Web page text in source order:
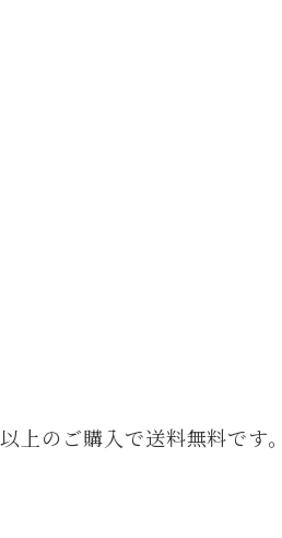
上のご購入で送料無料です